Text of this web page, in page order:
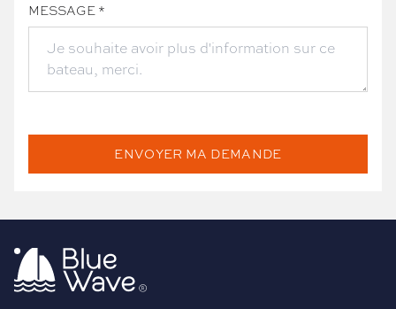
MESSAGE *
ENVOYER MA DEMANDE